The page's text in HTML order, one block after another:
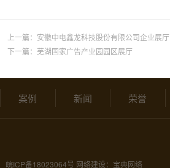
上一篇： 安徽中电鑫龙科技股份有限公司企业展厅
下一篇： 芜湖国家广告产业园园区展厅
案例 新闻 荣誉
皖ICP备18023064号 网络建设：宝典网络